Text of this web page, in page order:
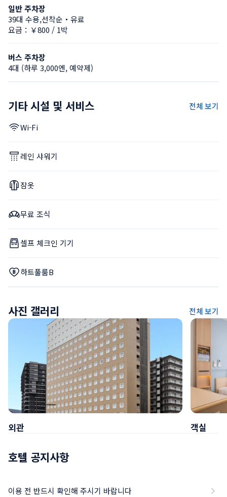
일반 주차장
39대 수용,선착순・유료
요금：￥800 / 1박
버스 주차장
4대 (하루 3,000엔, 예약제)
기타 시설 및 서비스 전체 보기
Wi-Fi
레인 샤워기
잠옷
무료 조식
셀프 체크인 기기
하트풀룸B
사진 갤러리 전체 보기
외관 객실
호텔 공지사항
이용 전 반드시 확인해 주시기 바랍니다